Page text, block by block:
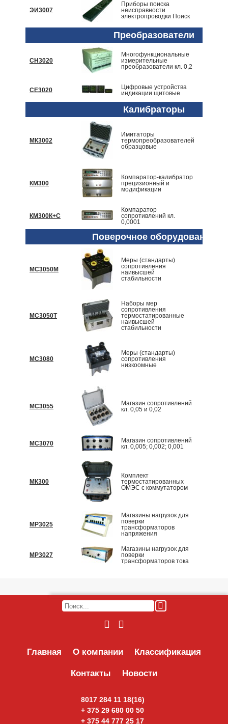
ЭИ3007
Приборы поиска
неисправности
электропроводки Поиск
Преобразователи
СН3020
Многофункциональные
измерительные
преобразователи кл. 0,2
СЕ3020
Цифровые устройства
индикации щитовые
Калибраторы
МК3002
Имитаторы
термопреобразователей
образцовые
КМ300
Компаратор-калибратор
прецизионный и
модификации
КМ300К+С
Компаратор
сопротивлений кл.
0,0001
Поверочное оборудование
МС3050М
Меры (стандарты)
сопротивления
наивысшей
стабильности
МС3050Т
Наборы мер
сопротивления
термостатированные
наивысшей
стабильности
МС3080
Меры (стандарты)
сопротивления
низкоомные
МС3055
Магазин сопротивлений
кл. 0,05 и 0,02
МС3070
Магазин сопротивлений
кл. 0,005; 0,002; 0,001
МК300
Комплект
термостатированных
ОМЭС с коммутатором
МР3025
Магазины нагрузок для
поверки
трансформаторов
напряжения
МР3027
Магазины нагрузок для
поверки
трансформаторов тока
Главная О компании Классификация
Контакты Новости
8017 284 11 18(16)
+ 375 29 680 00 50
+ 375 44 777 25 17
ОТПРАВИТЬ ПИСЬМО